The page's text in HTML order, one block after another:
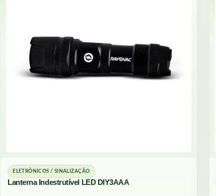
ELETRÔNICOS / SINALIZAÇÃO
Lanterna Indestrutível LED DIY3AAA